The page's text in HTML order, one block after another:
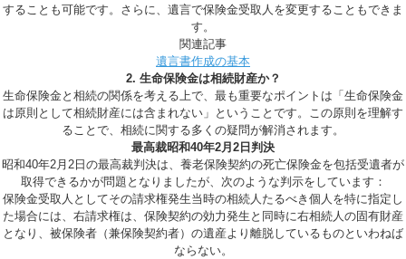
することも可能です。さらに、遺言で保険金受取人を変更することもできま
す。
関連記事
遺言書作成の基本
2. 生命保険金は相続財産か？
生命保険金と相続の関係を考える上で、最も重要なポイントは「生命保険金
は原則として相続財産には含まれない」ということです。この原則を理解す
ることで、相続に関する多くの疑問が解消されます。
最高裁昭和40年2月2日判決
昭和40年2月2日の最高裁判決は、養老保険契約の死亡保険金を包括受遺者が
取得できるかが問題となりましたが、次のような判示をしています：
保険金受取人としてその請求権発生当時の相続人たるべき個人を特に指定し
た場合には、右請求権は、保険契約の効力発生と同時に右相続人の固有財産
となり、被保険者（兼保険契約者）の遺産より離脱しているものといわねば
ならない。